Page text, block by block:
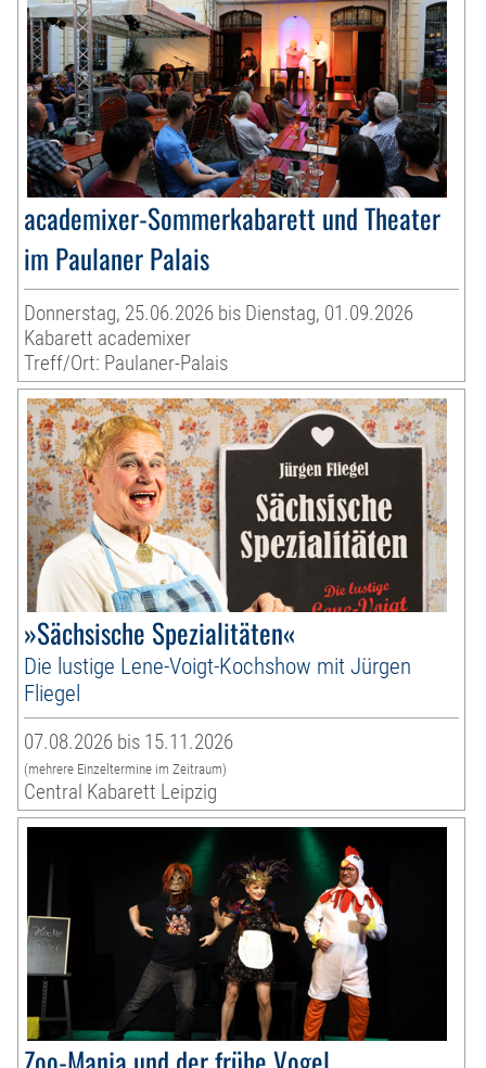
academixer-Sommerkabarett und Theater
im Paulaner Palais
Donnerstag, 25.06.2026 bis Dienstag, 01.09.2026
Kabarett academixer
Treff/Ort: Paulaner-Palais
»Sächsische Spezialitäten«
Die lustige Lene-Voigt-Kochshow mit Jürgen
Fliegel
07.08.2026 bis 15.11.2026
(mehrere Einzeltermine im Zeitraum)
Central Kabarett Leipzig